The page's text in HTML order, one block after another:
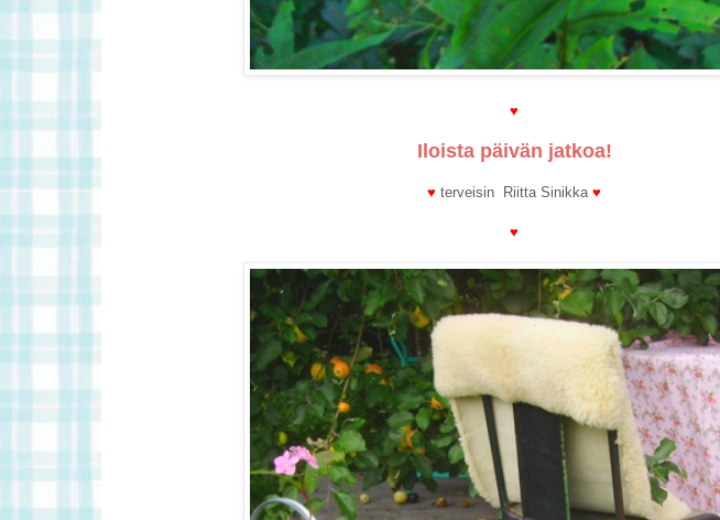
♥
Iloista päivän jatkoa!
♥ terveisin Riitta Sinikka ♥
♥